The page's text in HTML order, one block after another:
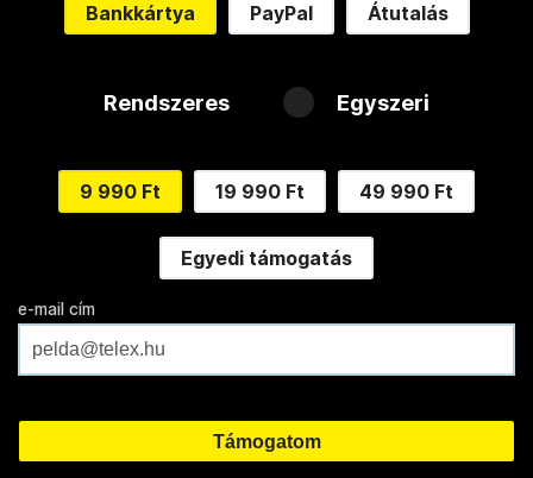
Bankkártya PayPal Átutalás
Rendszeres Egyszeri
9 990 Ft 19 990 Ft 49 990 Ft
Egyedi támogatás
e-mail cím